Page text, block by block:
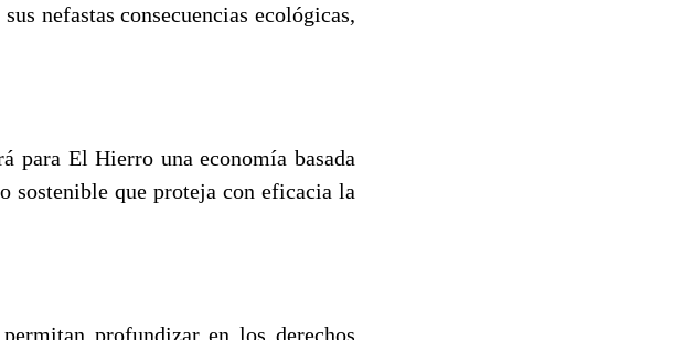
nefastas consecuencias ecológicas,
para El Hierro una economía basada
sostenible que proteja con eficacia la
profundizar en los derechos